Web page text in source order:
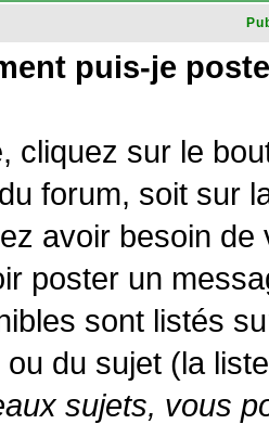
puis-je
cliquez sur le
forum, soit sur
avoir besoin
poster un
sont listés
ou du sujet (la
sujets, vous